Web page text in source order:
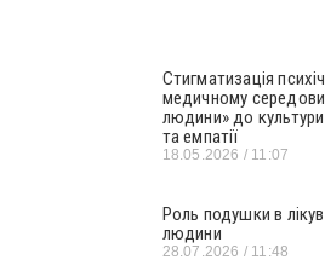
Стигматизація
медичному
людини» до культури
та емпатії
18.05.2026 11:07
Роль подушки в
людини
28.07.2026 11:48